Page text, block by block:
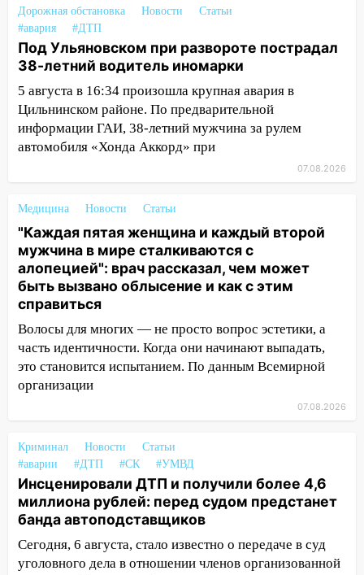
12:31
Ульяновец хотел купить иномарку
из Европы и потерял 760 тысяч рублей
12:20 В Чердаклинском районе
столкнулись «Лада» и Chevrolet:
пострадал 14-летний подросток
12:00 Где есть бензин в Ульяновске 7
августа: список АЗС
случайно задушил его: суд вынес
приговор
11:38 В Ленинском районе пожар
полностью уничтожил дачный дом и
сарай
11:38
ЕГЭ с 2027 года
11:25 В Ульяновске ИИ будет выявлять
нарушителей на контейнерных
Валерия Клейменова выиграла два
золота в составе сборной мира
11:16 В Ульяновске открыли памятную
доску декабристу Кондратию Рылееву
10:40 В Ульяновске спасатели ночью
нашли потерявшегося в заброшенных
Дорожная обстановка Новости
Статьи
#авария
#ДТП
Под Ульяновском при развороте пострадал
38-летний водитель иномарки
5 августа в 16:34 произошла крупная авария в
Цильнинском районе. По предварительной
информации ГАИ, 38-летний мужчина за рулем
автомобиля «Хонда Аккорд» при
07.08.2026
Медицина Новости Статьи
"Каждая пятая женщина и каждый второй
мужчина в мире сталкиваются с
алопецией": врач рассказал, чем может
быть вызвано облысение и как с этим
справиться
Волосы для многих — не просто вопрос эстетики, а
часть идентичности. Когда они начинают выпадать,
это становится испытанием. По данным Всемирной
организации
07.08.2026
Криминал Новости
Статьи
#аварии
#ДТП #СК #УМВД
Инсценировали ДТП и получили более 4,6
миллиона рублей: перед судом предстанет
банда автоподставщиков
Сегодня, 6 августа, стало известно о передаче в суд
уголовного дела в отношении членов организованной